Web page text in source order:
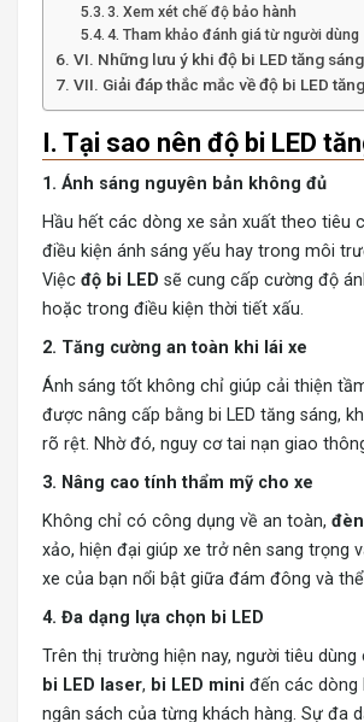
3. Xem xét chế độ bảo hành
4. Tham khảo đánh giá từ người dùng
VI. Những lưu ý khi độ bi LED tăng
VII. Giải đáp thắc mắc về độ bi LED
I. Tại sao nên độ bi LED
1. Ánh sáng nguyên bản không đủ
Hầu hết các dòng xe sản xuất theo tiêu
điều kiện ánh sáng yếu hay trong môi
Việc độ bi LED sẽ cung cấp cường độ
hoặc trong điều kiện thời tiết xấu.
2. Tăng cường an toàn khi lái xe
Ánh sáng tốt không chỉ giúp cải thiện
được nâng cấp bằng bi LED tăng sáng,
rõ rệt. Nhờ đó, nguy cơ tai nạn giao
3. Nâng cao tính thẩm mỹ cho xe
Không chỉ có công dụng về an toàn,
xảo, hiện đại giúp xe trở nên sang trọng
xe của bạn nổi bật giữa đám đông và
4. Đa dạng lựa chọn bi LED
Trên thị trường hiện nay, người tiêu
bi LED laser, bi LED mini đến các dòng
ngân sách của từng khách hàng. Sự đa